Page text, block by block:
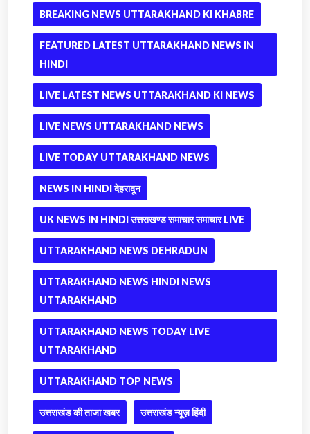
BREAKING NEWS UTTARAKHAND KI KHABRE
FEATURED LATEST UTTARAKHAND NEWS IN
HINDI
LIVE LATEST NEWS UTTARAKHAND KI NEWS
LIVE NEWS UTTARAKHAND NEWS
LIVE TODAY UTTARAKHAND NEWS
NEWS IN HINDI देहरादून
UK NEWS IN HINDI उत्तराखण्ड समाचार समाचार LIVE
UTTARAKHAND NEWS DEHRADUN
UTTARAKHAND NEWS HINDI NEWS
UTTARAKHAND
UTTARAKHAND NEWS TODAY LIVE
UTTARAKHAND
UTTARAKHAND TOP NEWS
उत्तराखंड की ताजा खबर उत्तराखंड न्यूज़ हिंदी